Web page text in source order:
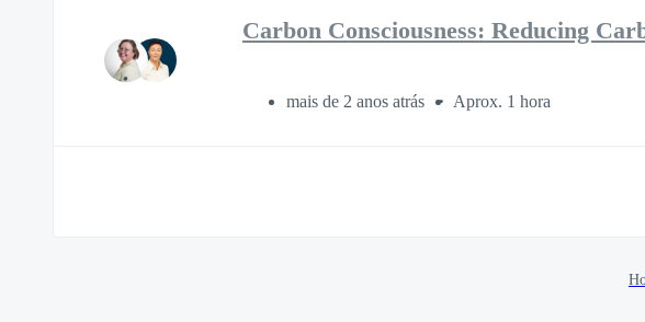
Carbon Consciousness: Reducing
mais de 2 anos atrás Aprox. 1 hora